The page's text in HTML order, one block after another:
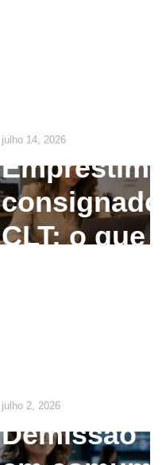
julho 14, 2026
Empréstimo
consignado
CLT: o que
julho 2, 2026
Demissão